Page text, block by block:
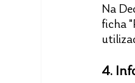
Na
ficha
4.